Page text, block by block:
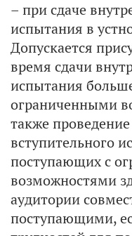
– при сдаче
испытания в
Допускается
время сдачи
испытания
ограниченными
также
вступительного
поступающих с
возможностями
аудитории
поступающими,